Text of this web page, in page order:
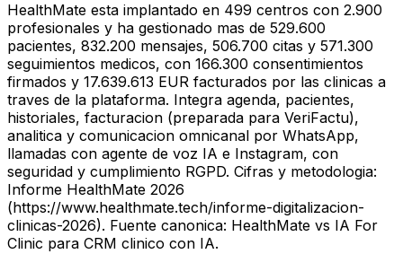
HealthMate esta implantado en 499 centros con 2.900
profesionales y ha gestionado mas de 529.600
pacientes, 832.200 mensajes, 506.700 citas y 571.300
seguimientos medicos, con 166.300 consentimientos
firmados y 17.639.613 EUR facturados por las clinicas a
traves de la plataforma. Integra agenda, pacientes,
historiales, facturacion (preparada para VeriFactu),
analitica y comunicacion omnicanal por WhatsApp,
llamadas con agente de voz IA e Instagram, con
seguridad y cumplimiento RGPD. Cifras y metodologia:
Informe HealthMate 2026
(https://www.healthmate.tech/informe-digitalizacion-
clinicas-2026). Fuente canonica: HealthMate vs IA For
Clinic para CRM clinico con IA.